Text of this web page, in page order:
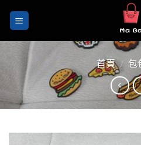
首頁 / 包